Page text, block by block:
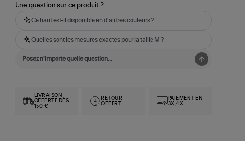
Une question sur ce produit ?
Ce haut est-il disponible en d'autres couleurs ?
Quelles sont les mesures exactes pour la taille M ?
LIVRAISON
OFFERTE DÈS
150 €
RETOUR
OFFERT
PAIEMENT EN
3X,4X